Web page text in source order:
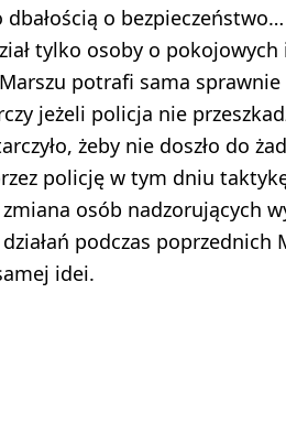
o
tylko osoby o
potrafi sama
jeżeli policja nie
żeby nie doszło do
policję w tym dniu
osób nadzorujących
podczas poprzednich
idei.